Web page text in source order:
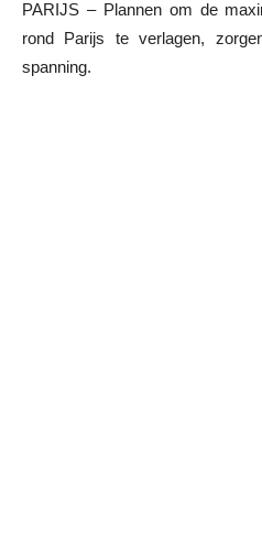
PARIJS – Plannen om de
rond Parijs te verlagen,
spanning.